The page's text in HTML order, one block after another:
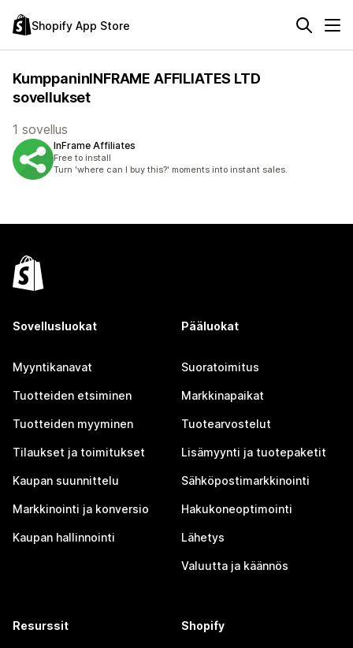
Shopify App Store
KumppaninINFRAME AFFILIATES LTD
sovellukset
1 sovellus
InFrame Affiliates
Free to install
Turn 'where can I buy this?' moments into instant sales.
Sovellusluokat
Myyntikanavat
Tuotteiden etsiminen
Tuotteiden myyminen
Tilaukset ja toimitukset
Kaupan suunnittelu
Markkinointi ja konversio
Kaupan hallinnointi
Pääluokat
Suoratoimitus
Markkinapaikat
Tuotearvostelut
Lisämyynti ja tuotepaketit
Sähköpostimarkkinointi
Hakukoneoptimointi
Lähetys
Valuutta ja käännös
Resurssit Shopify